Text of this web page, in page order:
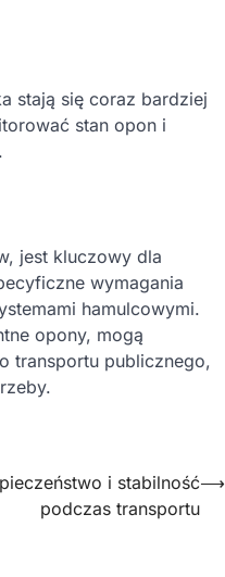
stają się coraz bardziej
stan opon i
jest kluczowy dla
wymagania
hamulcowymi.
opony, mogą
transportu publicznego,
i stabilność
podczas transportu
⟶